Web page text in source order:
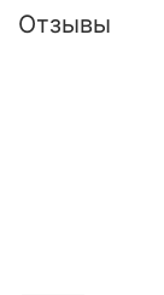
Отзывы